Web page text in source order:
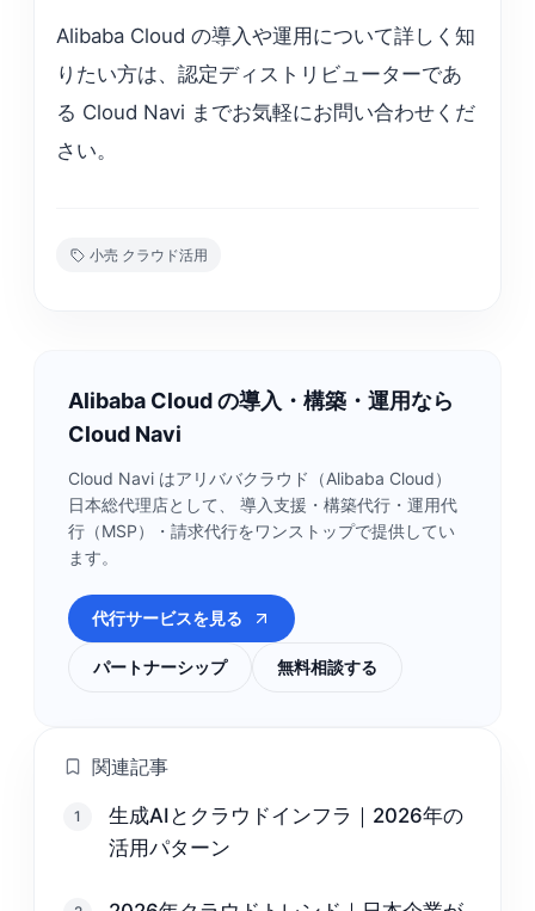
Alibaba Cloud の導入や運用について詳しく知
りたい方は、認定ディストリビューターであ
る Cloud Navi までお気軽にお問い合わせくだ
さい。
小売 クラウド活用
Alibaba Cloud の導入・構築・運用なら
Cloud Navi
Cloud Navi はアリババクラウド（Alibaba Cloud）
日本総代理店として、 導入支援・構築代行・運用代
行（MSP）・請求代行をワンストップで提供してい
ます。
代行サービスを見る
パートナーシップ 無料相談する
関連記事
1
生成AIとクラウドインフラ｜2026年の
活用パターン